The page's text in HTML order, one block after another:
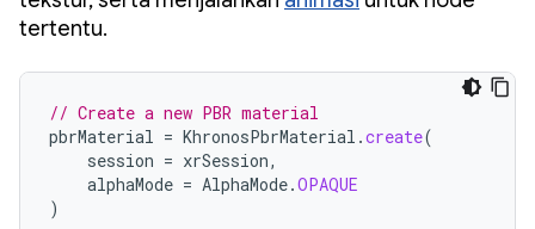
tertentu.
// Create a new PBR material
pbrMaterial = KhronosPbrMaterial .create(
session = xrSession,
alphaMode = AlphaMode.OPAQUE
)